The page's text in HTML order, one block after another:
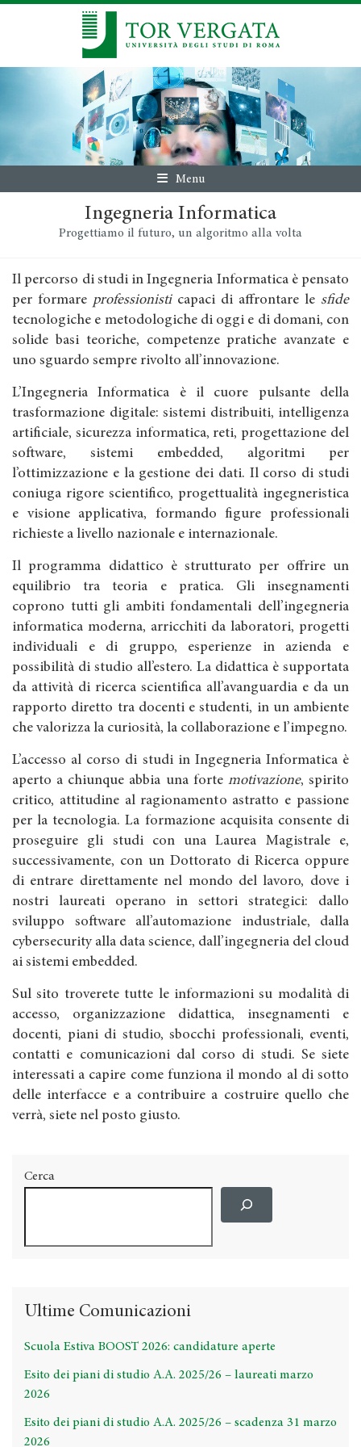
Menu
Ingegneria Informatica
Progettiamo il futuro, un algoritmo alla volta
Il percorso di studi in Ingegneria Informatica è pensato
per formare professionisticapaci di affrontare le sfide
tecnologiche e metodologiche di oggi e di domani, con
solide basi teoriche, competenze pratiche avanzate e
uno sguardo sempre rivolto all’innovazione.
L’Ingegneria Informatica è il cuore pulsante della
trasformazione digitale: sistemi distribuiti, intelligenza
artificiale, sicurezza informatica, reti, progettazione del
software, sistemi embedded, algoritmi per
l’ottimizzazione e la gestione dei dati. Il corso di studi
coniuga rigore scientifico, progettualità ingegneristica
e visione applicativa, formando figure professionali
richieste a livello nazionale e internazionale.
Il programma didattico è strutturato per offrire un
equilibrio tra teoria e pratica. Gli insegnamenti
coprono tutti gli ambiti fondamentali dell’ingegneria
informatica moderna, arricchiti da laboratori, progetti
individuali e di gruppo, esperienze in azienda e
possibilità di studio all’estero. La didattica è supportata
da attività di ricerca scientifica all’avanguardia e da un
rapporto diretto tra docenti e studenti, in un ambiente
che valorizza la curiosità, la collaborazione e l’impegno.
L’accesso al corso di studi in Ingegneria Informatica è
aperto a chiunque abbia una forte motivazione, spirito
critico, attitudine al ragionamento astratto e passione
per la tecnologia. La formazione acquisita consente di
proseguire gli studi con una Laurea Magistrale e,
successivamente, con un Dottorato di Ricerca oppure
di entrare direttamente nel mondo del lavoro, dove i
nostri laureati operano in settori strategici: dallo
sviluppo software all’automazione industriale, dalla
cybersecurity alla data science, dall’ingegneria del cloud
ai sistemi embedded.
Sul sito troverete tutte le informazioni su modalità di
accesso, organizzazione didattica, insegnamenti e
docenti, piani di studio, sbocchi professionali, eventi,
contatti e comunicazioni dal corso di studi. Se siete
interessati a capire come funziona il mondo al di sotto
delle interfacce e a contribuire a costruire quello che
verrà, siete nel posto giusto.
Cerca
Ultime Comunicazioni
Scuola Estiva BOOST 2026: candidature aperte
Esito dei piani di studio A.A. 2025/26 – laureati marzo
2026
Esito dei piani di studio A.A. 2025/26 – scadenza 31 marzo
2026